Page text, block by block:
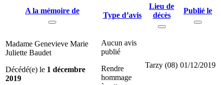
A la mémoire de
Type d’avis
Lieu de
décès
Publié le
Madame Genevieve Marie
Juliette Baudet
Décédé(e) le 1 décembre
2019
Aucun avis
publié
Rendre
hommage
Tarzy (08) 01/12/2019